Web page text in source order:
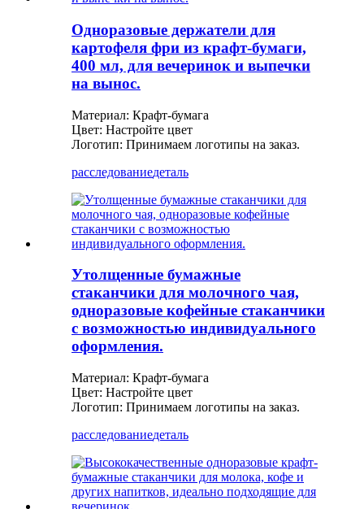
Одноразовые держатели для
картофеля фри из крафт-бумаги,
400 мл, для вечеринок и выпечки
на вынос.
Материал: Крафт-бумага
Цвет: Настройте цвет
Логотип: Принимаем логотипы на заказ.
расследованиедеталь
Утолщенные бумажные
стаканчики для молочного чая,
одноразовые кофейные стаканчики
с возможностью индивидуального
оформления.
Материал: Крафт-бумага
Цвет: Настройте цвет
Логотип: Принимаем логотипы на заказ.
расследованиедеталь